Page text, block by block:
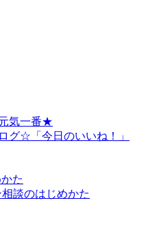
気一番★
グ☆「今日のいいね！」
た
談のはじめかた